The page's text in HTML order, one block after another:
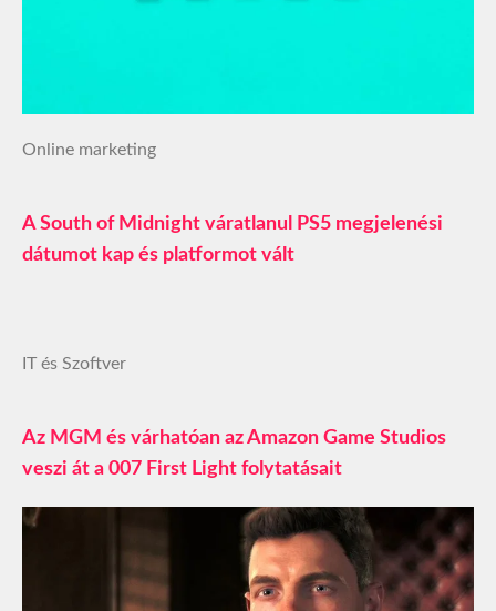
Online marketing
A South of Midnight váratlanul PS5 megjelenési
dátumot kap és platformot vált
IT és Szoftver
Az MGM és várhatóan az Amazon Game Studios
veszi át a 007 First Light folytatásait